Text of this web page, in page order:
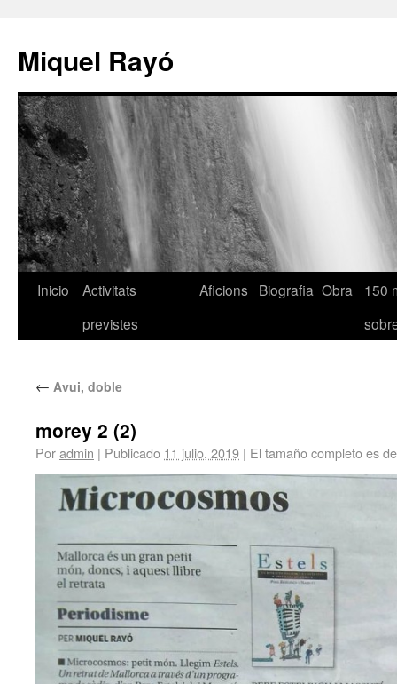
Miquel Rayó
Inicio
Activitats
previstes
Aficions Biografia Obra
150
← Avui, doble
morey 2 (2)
Poradmin | Publicado 11 julio, 2019 | El tamaño completo es